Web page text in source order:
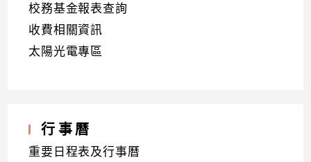
校務基金報表查詢
收費相關資訊
太陽光電專區
行事曆
重要日程表及行事曆